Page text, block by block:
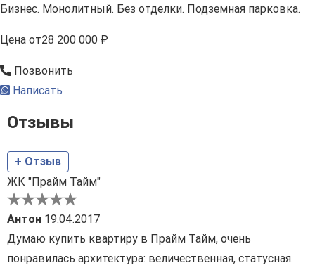
Бизнес. Монолитный. Без отделки. Подземная парковка.
Цена от28 200 000 ₽
Позвонить
Написать
Отзывы
+ Отзыв
ЖК "Прайм Тайм"
Антон 19.04.2017
Думаю купить квартиру в Прайм Тайм, очень
понравилась архитектура: величественная, статусная.